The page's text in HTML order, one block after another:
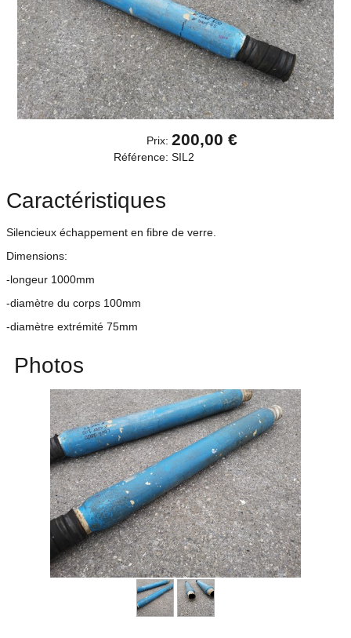
Prix: 200,00 €
Référence: SIL2
Caractéristiques
Silencieux échappement en fibre de verre.
Dimensions:
-longeur 1000mm
-diamètre du corps 100mm
-diamètre extrémité 75mm
Photos